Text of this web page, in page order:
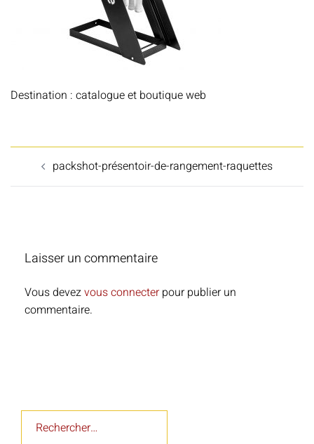
Destination : catalogue et boutique web
d’articlepackshot-présentoir-de-rangement-raquettes
Laisser un commentaire
Vous devezvous connecter pour publier un
commentaire.